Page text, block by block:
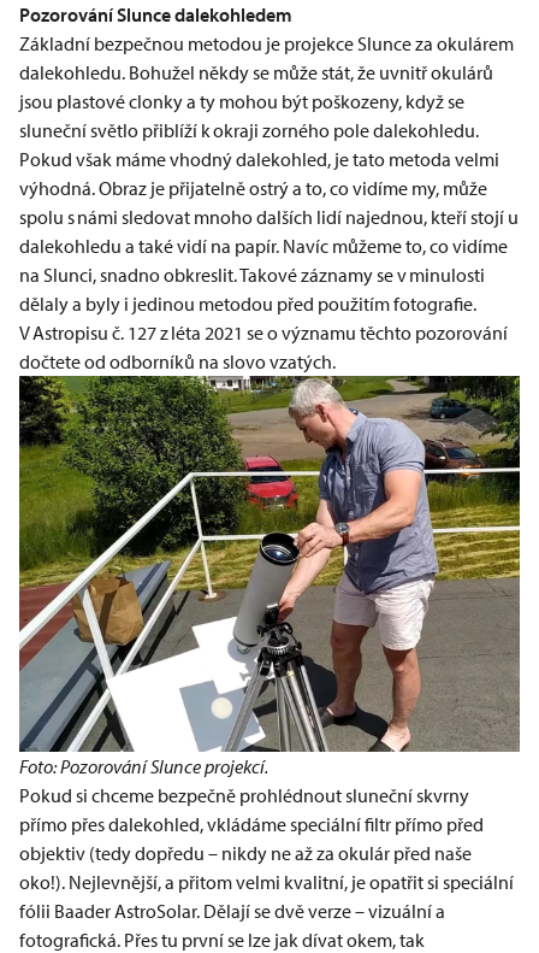
Pozorování Slunce dalekohledem
Základní bezpečnou metodou je projekce Slunce za okulárem
dalekohledu. Bohužel někdy se může stát, že uvnitř okulárů
jsou plastové clonky a ty mohou být poškozeny, když se
sluneční světlo přiblíží k okraji zorného pole dalekohledu.
Pokud však máme vhodný dalekohled, je tato metoda velmi
výhodná. Obraz je přijatelně ostrý a to, co vidíme my, může
spolu s námi sledovat mnoho dalších lidí najednou, kteří stojí u
dalekohledu a také vidí na papír. Navíc můžeme to, co vidíme
na Slunci, snadno obkreslit. Takové záznamy se v minulosti
dělaly a byly i jedinou metodou před použitím fotografie.
VAstropisu č. 127z léta 2021 se o významu těchto pozorování
dočtete od odborníků na slovo vzatých.
Foto: Pozorování Slunce projekcí.
Pokud si chceme bezpečně prohlédnout sluneční skvrny
přímo přes dalekohled, vkládáme speciální filtr přímo před
objektiv (tedy dopředu – nikdy ne až za okulár před naše
oko!). Nejlevnější, a přitom velmi kvalitní, je opatřit si speciální
fólii Baader AstroSolar. Dělají se dvě verze – vizuální a
fotografická. Přes tu první se lze jak dívat okem, tak